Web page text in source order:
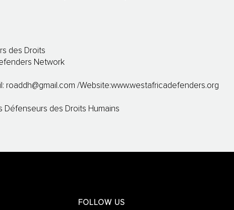
des Droits
Network
roaddh@gmail.com /Website:www.westafricadefenders.org
Défenseurs des Droits Humains
FOLLOW US